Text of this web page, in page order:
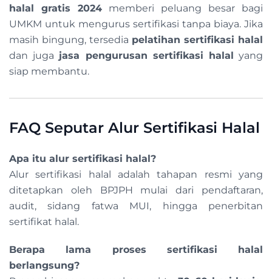
halal gratis 2024 memberi peluang besar bagi
UMKM untuk mengurus sertifikasi tanpa biaya. Jika
masih bingung, tersedia pelatihan sertifikasi halal
dan juga jasa pengurusan sertifikasi halal yang
siap membantu.
FAQ Seputar Alur Sertifikasi Halal
Apa itu alur sertifikasi halal?
Alur sertifikasi halal adalah tahapan resmi yang
ditetapkan oleh BPJPH mulai dari pendaftaran,
audit, sidang fatwa MUI, hingga penerbitan
sertifikat halal.
Berapa lama proses sertifikasi halal
berlangsung?